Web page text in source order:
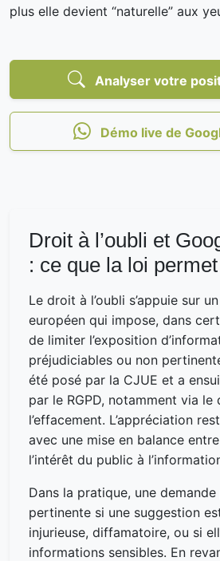
plus elle devient “naturelle” aux
Analyser votre
Démo live de
Droit à l’oubli et
: ce que la loi
Le droit à l’oubli s’appuie sur
européen qui impose, dans
de limiter l’exposition
préjudiciables ou non
été posé par la CJUE et a
par le RGPD, notamment via le
l’effacement. L’appréciation
avec une mise en balance
l’intérêt du public à
Dans la pratique, une
pertinente si une suggestion
injurieuse, diffamatoire, ou si
informations sensibles. En